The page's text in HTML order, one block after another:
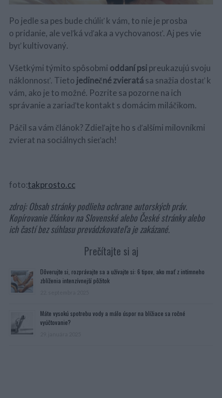
Po jedle sa pes bude chúliť k vám, to nie je prosba
o pridanie, ale veľká vďaka a vychovanosť. Aj pes vie
byť kultivovaný.
Všetkými týmito spôsobmi oddaní psipreukazujú svoju
náklonnosť. Tieto jedinečné zvieratása snažia dostať k
vám, ako je to možné. Pozrite sa pozorne na ich
správanie a zariaďte kontakt s domácim miláčikom.
Páčil sa vám článok? Zdieľajte ho s ďalšími milovníkmi
zvierat na sociálnych sieťach!
foto:takprosto.cc
zdroj: Obsah stránky podlieha ochrane autorských práv.
Kopírovanie článkov na Slovenské alebo České stránky alebo
ich častí bez súhlasu prevádzkovateľa je zakázané.
Prečítajte si aj
Dôverujte si, rozprávajte sa a užívajte si: 6 tipov, ako mať z intímneho
zblíženia intenzívnejší pôžitok
Máte vysokú spotrebu vody a málo úspor na blížiace sa ročné
vyúčtovanie?